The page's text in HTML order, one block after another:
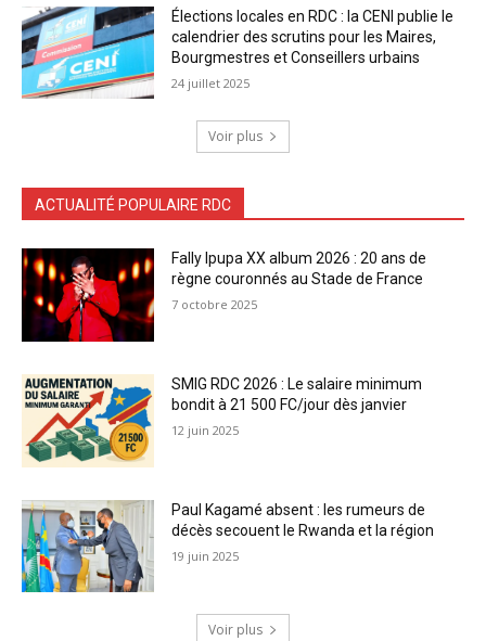
Élections locales en RDC : la CENI publie le
calendrier des scrutins pour les Maires,
Bourgmestres et Conseillers urbains
24 juillet 2025
Voir plus
ACTUALITÉ POPULAIRE RDC
Fally Ipupa XX album 2026 : 20 ans de
règne couronnés au Stade de France
7 octobre 2025
SMIG RDC 2026 : Le salaire minimum
bondit à 21 500 FC/jour dès janvier
12 juin 2025
Paul Kagamé absent : les rumeurs de
décès secouent le Rwanda et la région
19 juin 2025
Voir plus